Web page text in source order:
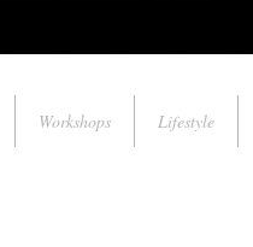
Workshops Lifestyle